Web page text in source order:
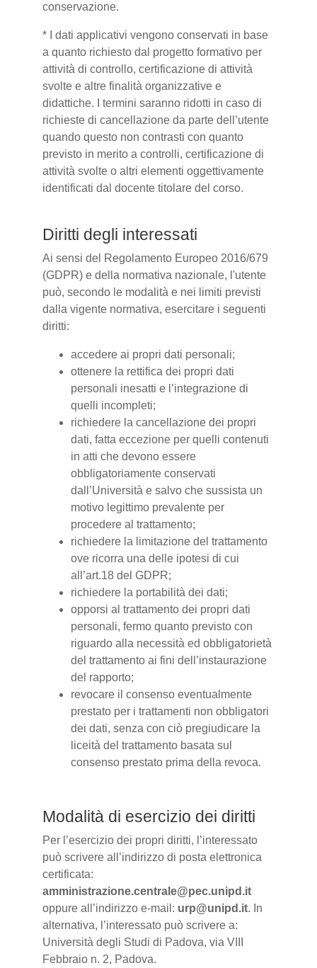
conservazione.
* I dati applicativi vengono conservati in base
a quanto richiesto dal progetto formativo per
attività di controllo, certificazione di attività
svolte e altre finalità organizzative e
didattiche. I termini saranno ridotti in caso di
richieste di cancellazione da parte dell’utente
quando questo non contrasti con quanto
previsto in merito a controlli, certificazione di
attività svolte o altri elementi oggettivamente
identificati dal docente titolare del corso.
Diritti degli interessati
Ai sensi del Regolamento Europeo 2016/679
(GDPR) e della normativa nazionale, l'utente
può, secondo le modalità e nei limiti previsti
dalla vigente normativa, esercitare i seguenti
diritti:
accedere ai propri dati personali;
ottenere la rettifica dei propri dati
personali inesatti e l’integrazione di
quelli incompleti;
richiedere la cancellazione dei propri
dati, fatta eccezione per quelli contenuti
in atti che devono essere
obbligatoriamente conservati
dall’Università e salvo che sussista un
motivo legittimo prevalente per
procedere al trattamento;
richiedere la limitazione del trattamento
ove ricorra una delle ipotesi di cui
all’art.18 del GDPR;
richiedere la portabilità dei dati;
opporsi al trattamento dei propri dati
personali, fermo quanto previsto con
riguardo alla necessità ed obbligatorietà
del trattamento ai fini dell’instaurazione
del rapporto;
revocare il consenso eventualmente
prestato per i trattamenti non obbligatori
dei dati, senza con ciò pregiudicare la
liceità del trattamento basata sul
consenso prestato prima della revoca.
Modalità di esercizio dei diritti
Per l’esercizio dei propri diritti, l’interessato
può scrivere all’indirizzo di posta elettronica
certificata:
amministrazione.centrale@pec.unipd.it
oppure all’indirizzo e-mail: urp@unipd.it. In
alternativa, l’interessato può scrivere a:
Università degli Studi di Padova, via VIII
Febbraio n. 2, Padova.